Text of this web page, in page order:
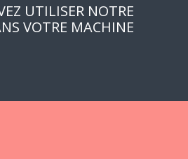
UTILISER NOTRE
VOTRE MACHINE